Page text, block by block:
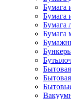
Бумага
Бумага
Бумага
Бумага